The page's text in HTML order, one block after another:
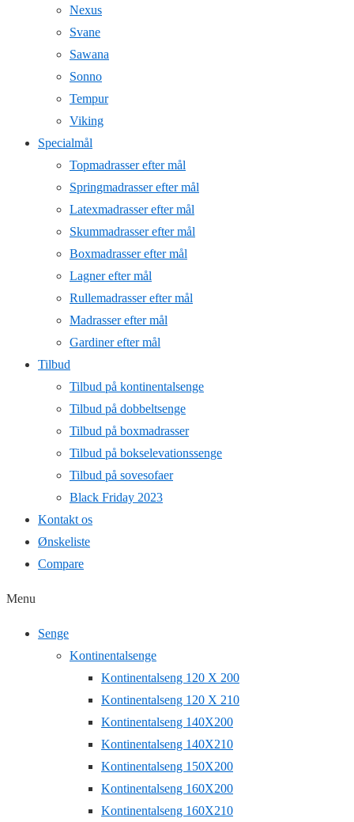
Nexus
Svane
Sawana
Sonno
Tempur
Viking
Specialmål
Topmadrasser efter mål
Springmadrasser efter mål
Latexmadrasser efter mål
Skummadrasser efter mål
Boxmadrasser efter mål
Lagner efter mål
Rullemadrasser efter mål
Madrasser efter mål
Gardiner efter mål
Tilbud
Tilbud på kontinentalsenge
Tilbud på dobbeltsenge
Tilbud på boxmadrasser
Tilbud på bokselevationssenge
Tilbud på sovesofaer
Black Friday 2023
Kontakt os
Ønskeliste
Compare
Menu
Senge
Kontinentalsenge
Kontinentalseng 120 X 200
Kontinentalseng 120 X 210
Kontinentalseng 140X200
Kontinentalseng 140X210
Kontinentalseng 150X200
Kontinentalseng 160X200
Kontinentalseng 160X210